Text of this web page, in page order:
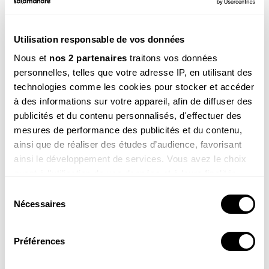
Utilisation responsable de vos données
Nous et nos 2 partenaires traitons vos données
personnelles, telles que votre adresse IP, en utilisant des
technologies comme les cookies pour stocker et accéder
à des informations sur votre appareil, afin de diffuser des
publicités et du contenu personnalisés, d'effectuer des
mesures de performance des publicités et du contenu,
ainsi que de réaliser des études d’audience, favorisant
ainsi le développement de services. Vous avez le choix
tout moment en consultant la Déclaration relative aux
cookies ou en cliquant sur l'icône de confidentialité.
Si vous le permettez, nous aimerions également :
Nécessaires
Préférences
Ces produits pourraient vous
Une vie pour la
nature
19.90€
Agir pour la nature – Balcons
et terrasses
19.90€